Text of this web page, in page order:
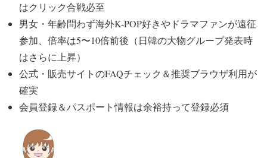
はクリック合戦必至
男女・年齢問わず海外K-POP好きやドラマファンが遠征
参加、倍率は5〜10倍前後（日韓の大物グループ発表時
はさらに上昇）
公式・販売サイトのFAQチェック＆推奨ブラウザ利用が
確実
会員登録＆パスポート情報は余裕持って登録必須